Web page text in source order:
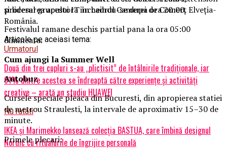
și liderul grupului IT în cadrul Camerei de Comerț Elveția-
România.
Articole pe aceiasi tema:
Urmatorul
Două din trei cupluri s-au „plictisit” de întâlnirile tradiționale, iar
91% dintre acestea se îndreaptă către experiențe și activități
creative – arată un studiu HUAWEI
Nu ratati
IKEA și Marimekko lansează colecția BASTUA, care îmbină designul
Nordic cu ritualurile de îngrijire personală
procesarea acestora incheindu-se dupa ora 20:00.
Festivalul ramane deschis partial pana la ora 05:00
dimineata.
Cum ajungi la Summer Well
Autobuz
Cursele speciale pleaca din Bucuresti, din apropierea statiei
de metrou Straulesti, la intervale de aproximativ 15–30 de
minute.
Primele plecari: